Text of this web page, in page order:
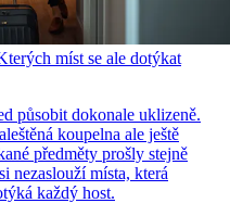
míst se ale dotýkat
působit dokonale uklizeně.
koupelna ale ještě
předměty prošly stejně
nezaslouží místa, která
každý host.